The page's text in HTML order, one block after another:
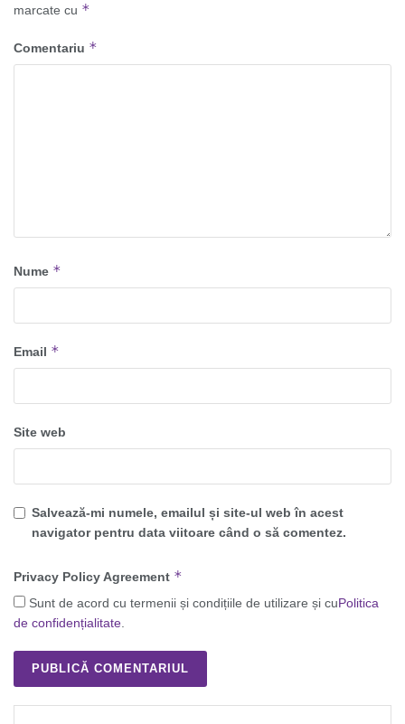
marcate cu *
Comentariu *
Nume *
Email *
Site web
Salvează-mi numele, emailul și site-ul web în acest
navigator pentru data viitoare când o să comentez.
Privacy Policy Agreement *
Sunt de acord cu termenii și condițiile de utilizare și cuPolitica
de confidențialitate.